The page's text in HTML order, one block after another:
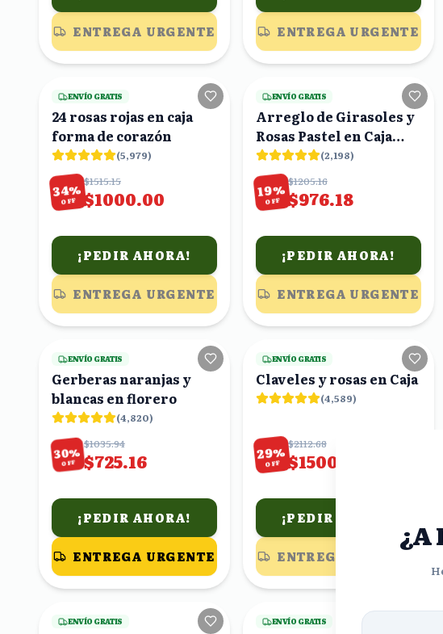
ENTREGA URGENTE ENTREGA URGENTE
25viendo
ENVÍO GRATIS
24 rosas rojas en caja
forma de corazón
(5,979)
34%
OFF
$1515.15
$1000.00
¡PEDIR AHORA!
ENTREGA URGENTE
9viendo
ENVÍO GRATIS
Arreglo de Girasoles y
Rosas Pastel en Caja
Rosa
(2,198)
19%
OFF
$1205.16
$976.18
¡PEDIR AHORA!
ENTREGA URGENTE
20viendo
ENVÍO GRATIS
Gerberas naranjas y
blancas en florero
(4,820)
30%
OFF
$1035.94
$725.16
¡PEDIR AHORA!
ENTREGA URGENTE
18viendo
ENVÍO GRATIS
Claveles y rosas en Caja
(4,589)
29%
OFF
$2112.68
$1500.00
¡PEDIR AHORA!
ENTREGA URGENTE
22viendo
ENVÍO GRATIS ENVÍO GRATIS
¿A